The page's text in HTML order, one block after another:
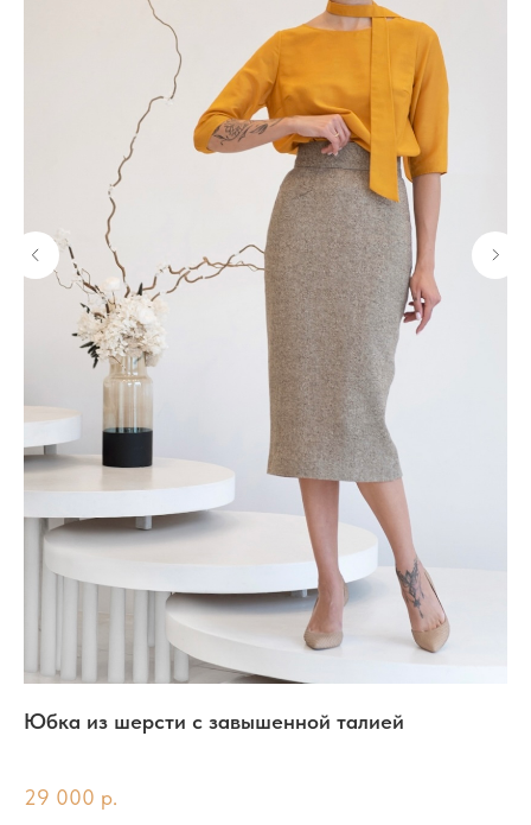
Юбка из шерсти с завышенной талией
29 000 р.